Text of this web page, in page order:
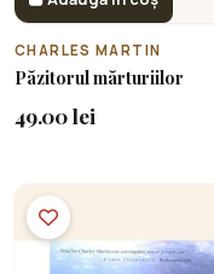
CHARLES MARTIN
Păzitorul mărturiilor
49.00 lei